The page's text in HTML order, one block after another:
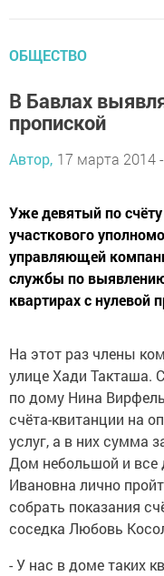
ОБЩЕСТВО
В Бавлах
пропиской
Автор, 17 марта 2014
Уже девятый по
участкового
управляющей
службы по
квартирах с нулевой
На этот раз члены
улице Хади Такташа.
по дому Нина
счёта-квитанции на
услуг, а в них сумма
Дом небольшой и все
Ивановна лично
собрать показания
соседка Любовь
- У нас в доме таких